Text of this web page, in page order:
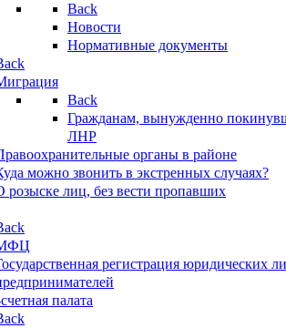
Back
Новости
Нормативные документы
Back
Гражданам, вынужденно
ЛНР
органы в районе
можно звонить в экстренных случаях?
розыске лиц, без вести пропавших
регистрация юридических
палата